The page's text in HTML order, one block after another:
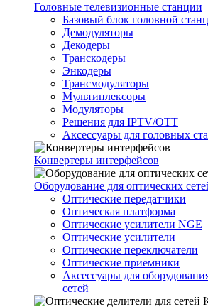
Головные телевизионные станции
Базовый блок головной
Демодуляторы
Декодеры
Транскодеры
Энкодеры
Трансмодуляторы
Мультиплексоры
Модуляторы
Решения для IPTV/OTT
Аксессуары для головных
Конвертеры интерфейсов
Оборудование для оптических
Оптические передатчики
Оптическая платформа
Оптические усилители NGE
Оптические усилители
Оптические переключатели
Оптические приемники
Аксессуары для
сетей